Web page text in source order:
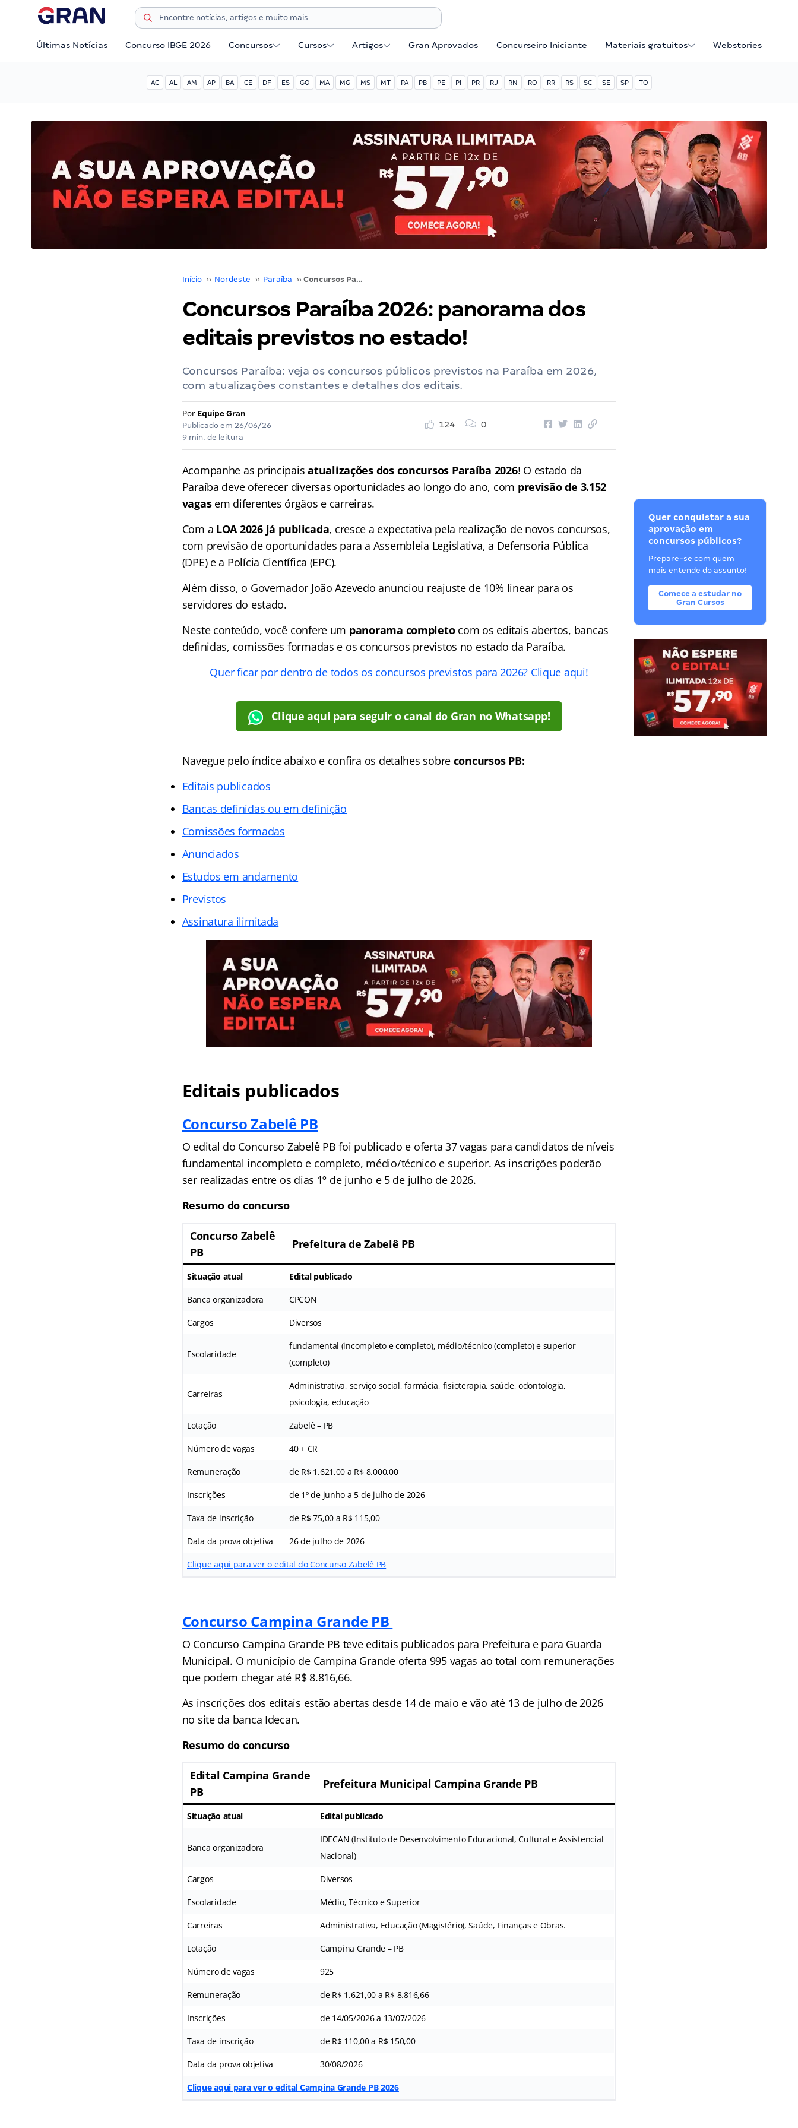
Últimas Notícias Concurso IBGE 2026 Concursos Cursos Artigos Gran Aprovados Concurseiro Iniciante Materiais gratuitos Webstories
AC AL AM AP BA CE DF ES GO MA MG MS MT PA PB PE PI PR RJ RN RO RR RS SC SE SP TO
Início ›› Nordeste ›› Paraíba ›› Concursos Paraíba 2026: panorama dos editais previstos no estado!
Concursos Paraíba 2026: panorama dos
editais previstos no estado!
Concursos Paraíba: veja os concursos públicos previstos na Paraíba em 2026,
com atualizações constantes e detalhes dos editais.
Por Equipe Gran
Publicado em 26/06/26
9 min. de leitura
124 0
Acompanhe as principaisatualizações dos concursos Paraíba 2026! O estado da
Paraíba deve oferecer diversas oportunidades ao longo do ano, com previsão de 3.152
vagasem diferentes órgãos e carreiras.
Com a LOA 2026 já publicada, cresce a expectativa pela realização de novos concursos,
com previsão de oportunidades para a Assembleia Legislativa, a Defensoria Pública
(DPE) e a Polícia Científica (EPC).
Além disso, o Governador João Azevedo anunciou reajuste de 10% linear para os
servidores do estado.
Neste conteúdo, você confere um panorama completocom os editais abertos, bancas
definidas, comissões formadas e os concursos previstos no estado da Paraíba.
Quer ficar por dentro de todos os concursos previstos para 2026? Clique aqui!
Clique aqui para seguir o canal do Gran no Whatsapp!
Navegue pelo índice abaixo e confira os detalhes sobre concursos PB:
Editais publicados
Bancas definidas ou em definição
Comissões formadas
Anunciados
Estudos em andamento
Previstos
Assinatura ilimitada
Editais publicados
Concurso Zabelê PB
O edital do Concurso Zabelê PB foi publicado e oferta 37 vagas para candidatos de níveis
fundamental incompleto e completo, médio/técnico e superior. As inscrições poderão
ser realizadas entre os dias 1º de junho e 5 de julho de 2026.
Resumo do concurso
Concurso Zabelê
PB
Prefeitura deZabelê PB
Situação atual Edital publicado
Banca organizadora CPCON
Cargos Diversos
Escolaridade
fundamental (incompleto e completo), médio/técnico (completo) e superior
(completo)
Carreiras
Administrativa, serviço social, farmácia, fisioterapia, saúde, odontologia,
psicologia, educação
Lotação Zabelê – PB
Número de vagas 40 + CR
Remuneração de R$ 1.621,00 a R$ 8.000,00
Inscrições de 1º de junho a 5 de julho de 2026
Taxa de inscrição de R$ 75,00 a R$ 115,00
Data da prova objetiva 26 de julho de 2026
Clique aqui para ver o edital do Concurso Zabelê PB
Concurso Campina Grande PB
O Concurso Campina Grande PB teve editais publicados para Prefeitura e para Guarda
Municipal. O município de Campina Grande oferta 995 vagas ao total com remunerações
que podem chegar até R$ 8.816,66.
As inscrições dos editais estão abertas desde 14 de maio e vão até 13 de julho de 2026
no site da banca Idecan.
Resumo do concurso
Edital Campina Grande
PB
Prefeitura Municipal Campina Grande PB
Situação atual Edital publicado
Banca organizadora
IDECAN (Instituto de Desenvolvimento Educacional, Cultural e Assistencial
Nacional)
Cargos Diversos
Escolaridade Médio, Técnico e Superior
Carreiras Administrativa, Educação (Magistério), Saúde, Finanças e Obras.
Lotação Campina Grande – PB
Número de vagas 925
Remuneração de R$ 1.621,00 a R$ 8.816,66
Inscrições de 14/05/2026 a 13/07/2026
Taxa de inscrição de R$ 110,00 a R$ 150,00
Data da prova objetiva 30/08/2026
Clique aqui para ver o edital Campina Grande PB 2026
Quer conquistar a sua
aprovação em
concursos públicos?
Prepare-se com quem
mais entende do assunto!
Comece a estudar no
Gran Cursos